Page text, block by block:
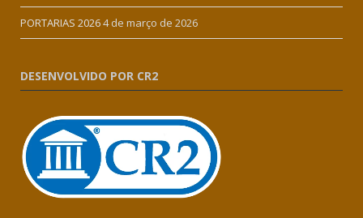
PORTARIAS 20264 de março de 2026
DESENVOLVIDO POR CR2